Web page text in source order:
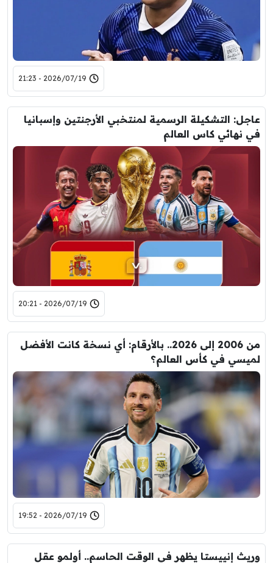
2026/07/19 - 21:23
عاجل: التشكيلة الرسمية لمنتخبي الأرجنتين وإسبانيا
في نهائي كاس العالم
2026/07/19 - 20:21
من 2006 إلى 2026.. بالأرقام: أي نسخة كانت الأفضل
لميسي في كأس العالم؟
2026/07/19 - 19:52
وريث إنييستا يظهر في الوقت الحاسم.. أولمو عقل